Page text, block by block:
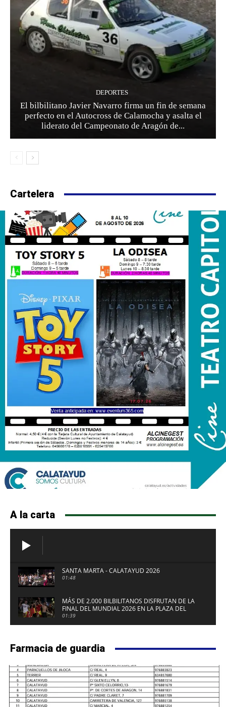
DEPORTES
El bilbilitano Javier Navarro firma un fin de semana
perfecto en el Autocross de Calamocha y asalta el
liderato del Campeonato de Aragón de...
Cartelera
A la carta
SANTA MARTA - CALATAYUD 2026
01:48
MÁS DE 2.000 BILBILITANOS DISFRUTAN DE LA
FINAL DEL MUNDIAL 2026 EN LA PLAZA DEL
FUERTE DE CALATAYUD
01:39
Farmacia de guardia